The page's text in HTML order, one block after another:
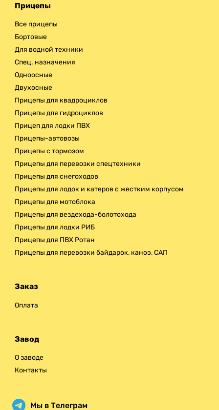
Прицепы
Все прицепы
Бортовые
Для водной техники
Спец. назначения
Одноосные
Двухосные
Прицепы для квадроциклов
Прицепы для гидроциклов
Прицеп для лодки ПВХ
Прицепы-автовозы
Прицепы с тормозом
Прицепы для перевозки спецтехники
Прицепы для снегоходов
Прицепы для лодок и катеров с жестким корпусом
Прицепы для мотоблока
Прицепы для вездехода-болотохода
Прицепы для лодки РИБ
Прицепы для ПВХ Ротан
Прицепы для перевозки байдарок, каноэ, САП
Заказ
Оплата
Завод
О заводе
Контакты
Мы в Телеграм